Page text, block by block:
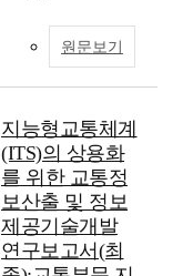
원문보기
지능형교통체계
(ITS)의 상용화
를 위한 교통정
보산출 및 정보
제공기술개발
연구보고서(최